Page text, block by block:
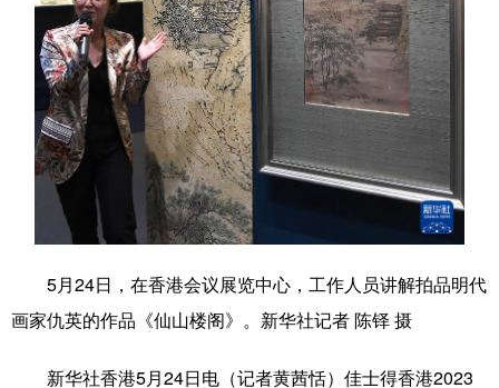
辽宁 吉林 上海 江苏
浙江 安徽 福建 江西
山东 河南 湖北 湖南
广东 广西 海南 重庆
四川 贵州 西藏
新疆 内蒙古 黑龙江
5月24日，在香港会议展览中心，工作人员讲解拍品明代
画家仇英的作品《仙山楼阁》。新华社记者 陈铎 摄
新华社香港5月24日电（记者黄茜恬）佳士得香港2023